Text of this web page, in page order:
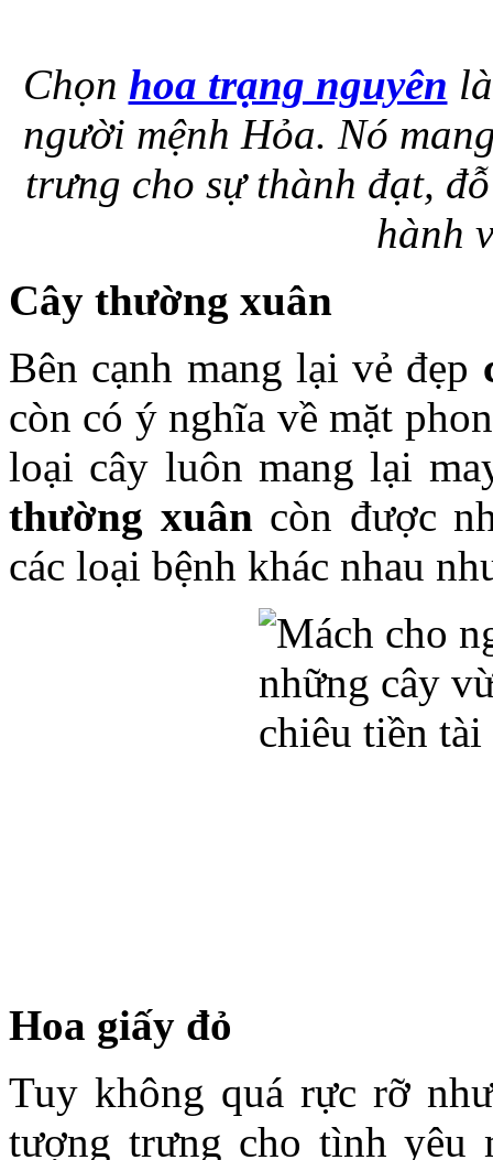
Chọn hoa trạng nguyên
người mệnh Hỏa. Nó
trưng cho sự thành đạt,
hành
Cây thường xuân
Bên cạnh mang lại vẻ đẹp
còn có ý nghĩa về mặt
loại cây luôn mang lại
thường xuân còn được
các loại bệnh khác nhau
Hoa giấy đỏ
Tuy không quá rực rỡ
tượng trưng cho tình yêu